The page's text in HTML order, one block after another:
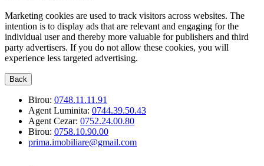
Marketing cookies are used to track visitors across websites. The
intention is to display ads that are relevant and engaging for the
individual user and thereby more valuable for publishers and third
party advertisers. If you do not allow these cookies, you will
experience less targeted advertising.
Back
Birou: 0748.11.11.91
Agent Luminita: 0744.39.50.43
Agent Cezar: 0752.24.00.80
Birou: 0758.10.90.00
prima.imobiliare@gmail.com